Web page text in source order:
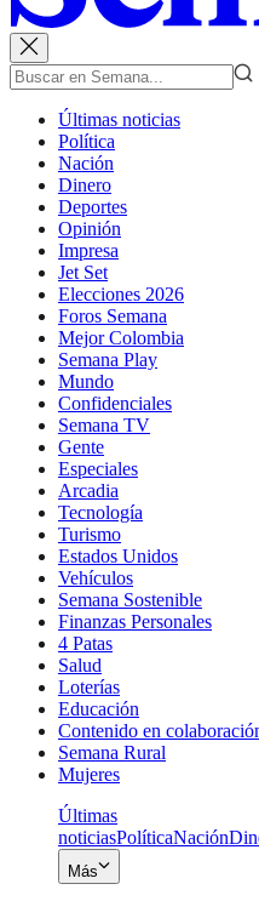
Últimas noticias
Política
Nación
Dinero
Deportes
Opinión
Impresa
Jet Set
Elecciones 2026
Foros Semana
Mejor Colombia
Semana Play
Mundo
Confidenciales
Semana TV
Gente
Especiales
Arcadia
Tecnología
Turismo
Estados Unidos
Vehículos
Semana Sostenible
Finanzas Personales
4 Patas
Salud
Loterías
Educación
Contenido en
Semana Rural
Mujeres
Últimas
noticiasPolíticaNación
Más